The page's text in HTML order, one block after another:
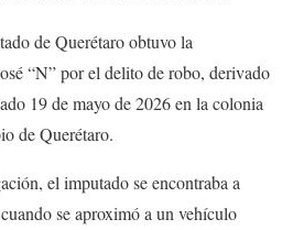
de Querétaro obtuvo la
“N” por el delito de robo, derivado
19 de mayo de 2026 en la colonia
de Querétaro.
el imputado se encontraba a
se aproximó a un vehículo